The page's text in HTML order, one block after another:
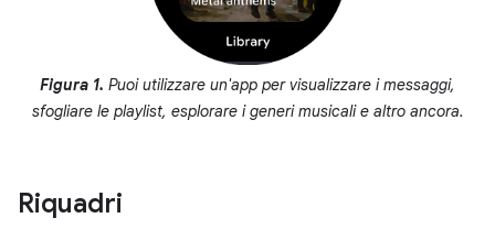
Figura 1. Puoi utilizzare un'app per visualizzare i messaggi,
sfogliare le playlist, esplorare i generi musicali e altro ancora.
Riquadri